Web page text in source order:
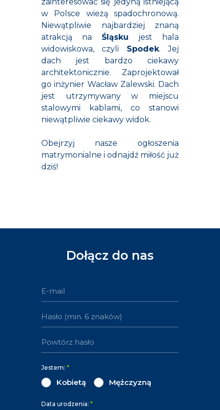
w Polsce wieżą spadochronową.
Niewątpliwie najbardziej znaną
atrakcją na Śląsku jest hala
widowiskowa, czyli Spodek. Jej
dach jest bardzo ciekawy
architektonicznie. Zaprojektował
go inżynier Wacław Zalewski. Dach
jest utrzymywany w miejscu
stalowymi kablami, co stanowi
niewątpliwie ciekawy widok.
Obejrzyj nasze ogłoszenia
matrymonialne i odnajdź miłość już
dziś!
Dołącz do nas
Jestem: *
Kobietą Mężczyzną
Data urodzenia: *